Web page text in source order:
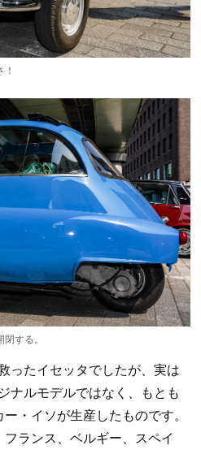
する。
ったイセッタでしたが、実は
ナルモデルではなく、もとも
・イソが生産したものです。
ランス、ベルギー、スペイ